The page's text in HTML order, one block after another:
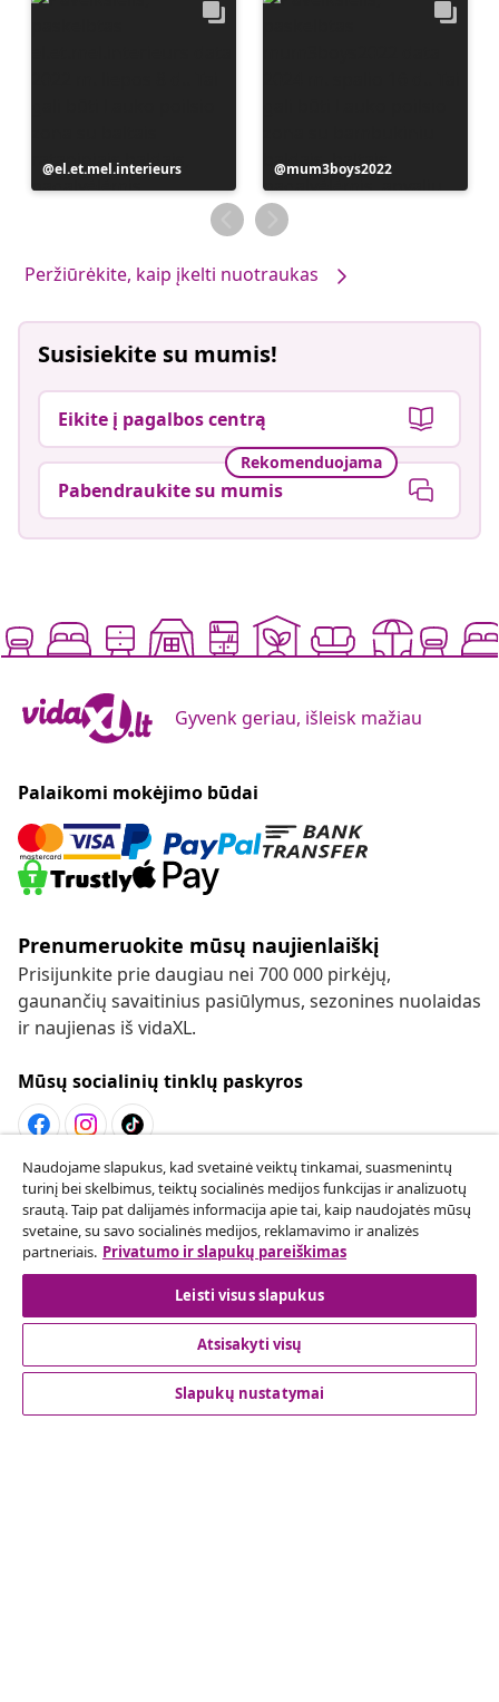
Įrašą
paskelbė
el.et.mel.interieurs
Įrašą
paskelbė
mum3boys2022
Peržiūrėkite, kaip įkelti nuotraukas
Susisiekite su mumis!
Eikite į pagalbos centrą
Rekomenduojama
Pabendraukite su mumis
Gyvenk geriau, išleisk mažiau
Palaikomi mokėjimo būdai
Prenumeruokite mūsų naujienlaiškį
Prisijunkite prie daugiau nei 700 000 pirkėjų,
gaunančių savaitinius pasiūlymus, sezonines nuolaidas
ir naujienas iš vidaXL.
Mūsų socialinių tinklų paskyros
Sutarties atsisakymas
Pateikite prašymą atsisakyti užsakymo.
Sutarties atsisakymas
Klientų aptarnavimas
Naudojame slapukus, kad svetainė veiktų tinkamai, suasmenintų
turinį bei skelbimus, teiktų socialinės medijos funkcijas ir analizuotų
srautą. Taip pat dalijamės informacija apie tai, kaip naudojatės mūsų
svetaine, su savo socialinės medijos, reklamavimo ir analizės
partneriais. Privatumo ir slapukų pareiškimas
Leisti visus slapukus
Atsisakyti visų
Slapukų nustatymai